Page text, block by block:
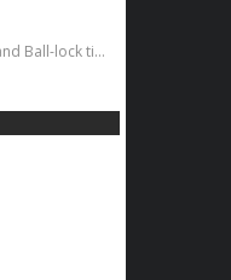
Robust keyboard stand Ball-lock titanium